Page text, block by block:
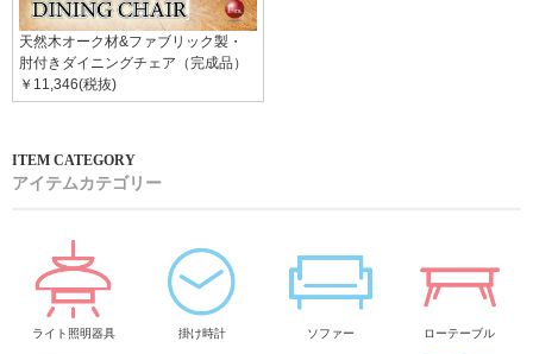
天然木オーク材&ファブリック製・
肘付きダイニングチェア（完成品）
￥11,346(税抜)
アイテムカテゴリー
ライト照明器具 掛け時計 ソファー ローテーブル